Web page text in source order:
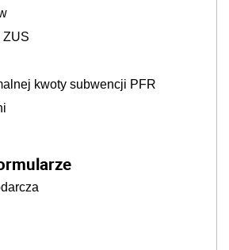
ZUS
kwoty subwencji PFR